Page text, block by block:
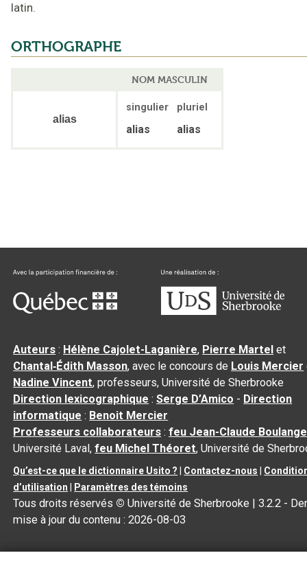
latin.
ORTHOGRAPHE
NOM MASCULIN
alias
singulier pluriel
alias alias
Auteurs : Hélène Cajolet-Laganière, Pierre Martel et
Chantal‑Édith Masson, avec le concours de Louis Mercier
Nadine Vincent, professeurs, Université de Sherbrooke
Direction lexicographique :Serge D’Amico - Direction
informatique : Benoit Mercier
Professeurs collaborateurs :feu Jean-Claude
Université Laval,feu Michel Théoret, Université de
Qu’est-ce que le dictionnaire Usito ? Contactez-nous
d’utilisation
Paramètres des témoins
Tous droits réservés © Université de Sherbrooke |3.2.2 -
mise à jour du contenu :2026-08-03